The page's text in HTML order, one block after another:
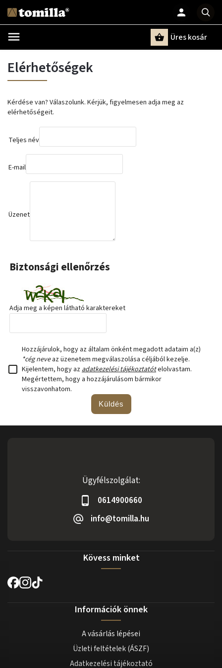
Üres kosár
Elérhetőségek
Kérdése van? Válaszolunk. Kérjük, figyelmesen adja meg az
elérhetőségeit.
Teljes név
E-mail
Üzenet
Biztonsági ellenőrzés
Adja meg a képen látható karaktereket
Hozzájárulok, hogy az általam önként megadott adataim a(z)
*cég neveaz üzenetem megválaszolása céljából kezelje.
Kijelentem, hogy azadatkezelési tájékoztatótelolvastam.
Megértettem, hogy a hozzájárulásom bármikor
visszavonhatom.
Küldés
Ügyfélszolgálat:
0614900660
info@tomilla.hu
Kövess minket
Információk önnek
A vásárlás lépései
Üzleti feltételek (ÁSZF)
Adatkezelési tájékoztató